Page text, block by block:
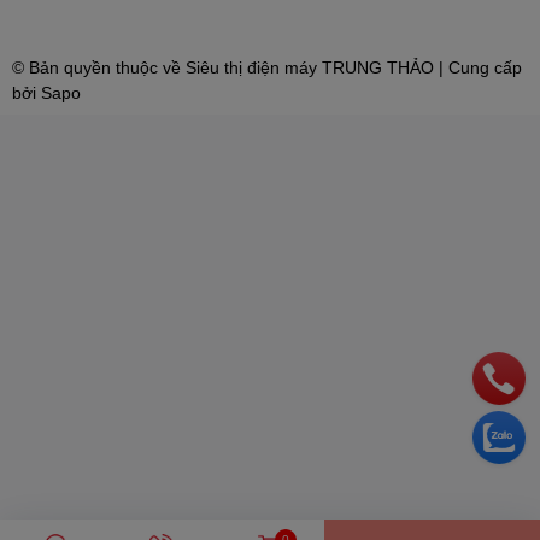
© Bản quyền thuộc về Siêu thị điện máy TRUNG THẢO | Cung cấp
bởi Sapo